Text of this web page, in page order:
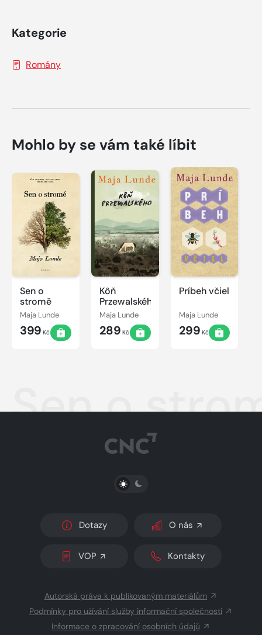
Kategorie
Romány
Mohlo by se vám také líbit
Sen o
stromě
Maja Lunde
399 Kč
Kôň
Przewalského
Maja Lunde
289 Kč
Príbeh včiel
Maja Lunde
299 Kč
Sen o
PŘEPNOUT SVĚTLÝ/TMAVÝ REŽIM
Dotazy O nás
VOP Kontakty
Autorská práva k publikovaným materiálům
Podmínky pro užívání služby informační společnosti
Informace o zpracování osobních údajů